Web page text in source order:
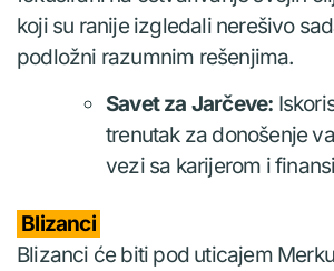
koji su ranije izgledali nerešivo
podložni razumnim rešenjima.
Savet za Jarčeve:
trenutak za donošenje
vezi sa karijerom i
Blizanci
Blizanci će biti pod uticajem